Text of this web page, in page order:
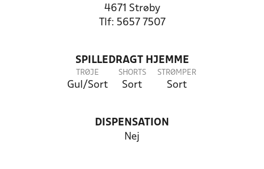
4671 Strøby
Tlf: 5657 7507
SPILLEDRAGT HJEMME
TRØJE
Gul/Sort
SHORTS
Sort
STRØMPER
Sort
DISPENSATION
Nej